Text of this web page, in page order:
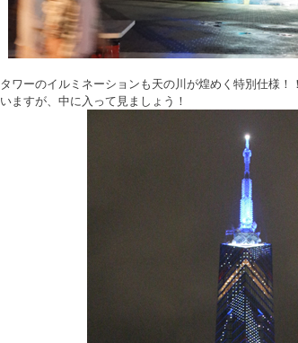
タワーのイルミネーションも天の川が煌めく特別仕様
いますが、中に入って見ましょう！